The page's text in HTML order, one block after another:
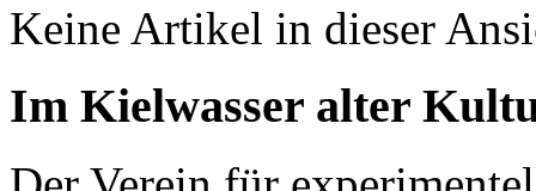
Keine Artikel in dieser
Im Kielwasser alter